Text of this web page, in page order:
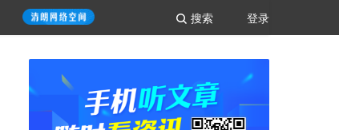
登录
搜索